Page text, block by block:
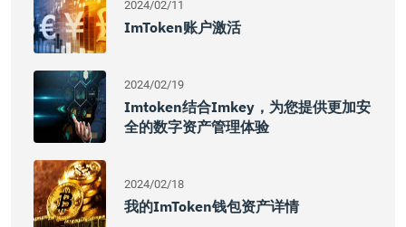
2024/02/11
ImToken账户激活
2024/02/19
Imtoken结合imkey，为您提供更加安
全的数字资产管理体验
2024/02/18
我的imToken钱包资产详情